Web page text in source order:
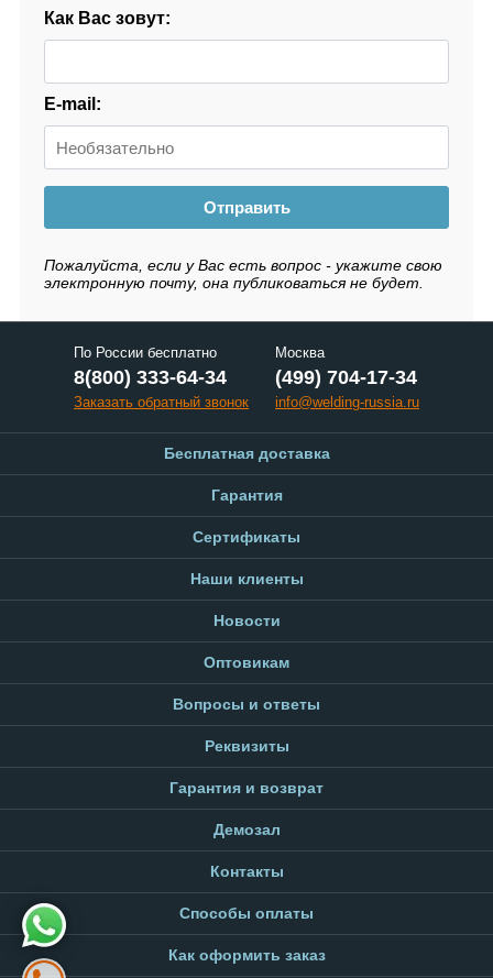
Как Вас зовут:
E-mail:
Отправить
Пожалуйста, если у Вас есть вопрос - укажите свою
электронную почту, она публиковаться не будет.
По России бесплатно
8(800) 333-64-34
Заказать обратный звонок
Москва
(499) 704-17-34
info@welding-russia.ru
Бесплатная доставка
Гарантия
Сертификаты
Наши клиенты
Новости
Оптовикам
Вопросы и ответы
Реквизиты
Гарантия и возврат
Демозал
Контакты
Способы оплаты
Как оформить заказ